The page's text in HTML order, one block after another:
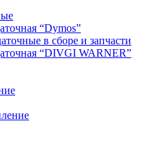
“Dymos”
в сборе и запчасти
“DIVGI WARNER”